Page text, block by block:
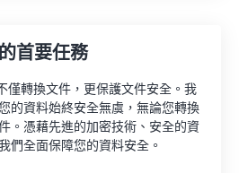
首要任務
僅轉換文件，更保護文件安全。我
的資料始終安全無虞，無論您轉換
。憑藉先進的加密技術、安全的資
們全面保障您的資料安全。